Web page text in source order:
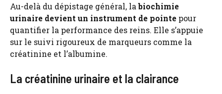
Au-delà du dépistage général, labiochimie
urinaire devient un instrument de pointe pour
quantifier la performance des reins. Elle s’appuie
sur le suivi rigoureux de marqueurs comme la
créatinine et l’albumine.
La créatinine urinaire et la clairance